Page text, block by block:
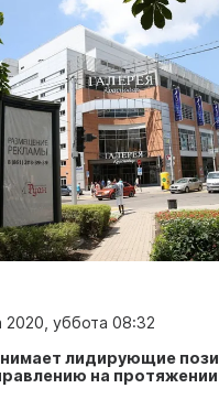
2020, уббота 08:32
лидирующие
на протяжении